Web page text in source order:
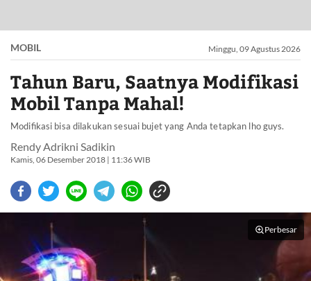
MOBIL Minggu, 09 Agustus 2026
Tahun Baru, Saatnya Modifikasi
Mobil Tanpa Mahal!
Modifikasi bisa dilakukan sesuai bujet yang Anda tetapkan lho guys.
Rendy Adrikni Sadikin
Kamis, 06 Desember 2018 | 11:36 WIB
Perbesar